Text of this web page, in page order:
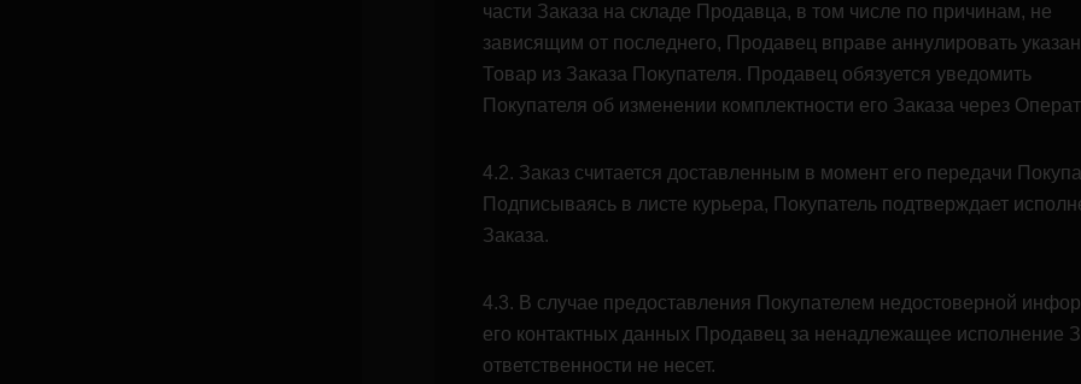
части Заказа на складе Продавца, в том числе по причинам, не
зависящим от последнего, Продавец вправе аннулировать
Товар из Заказа Покупателя. Продавец обязуется уведомить
Покупателя об изменении комплектности его Заказа через
4.2. Заказ считается доставленным в момент его передачи
Подписываясь в листе курьера, Покупатель подтверждает
Заказа.
4.3. В случае предоставления Покупателем недостоверной
его контактных данных Продавец за ненадлежащее исполнение
ответственности не несет.